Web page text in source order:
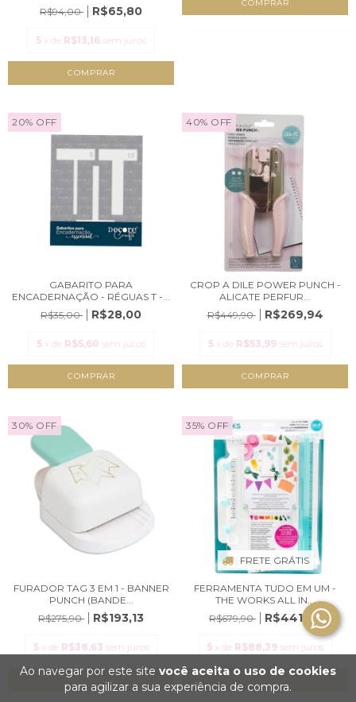
Ao navegar por este site você aceita o uso de cookies
para agilizar a sua experiência de compra.
R$94,00
R$65,80
5 x de R$13,16 sem juros
20% OFF
GABARITO PARA
ENCADERNAÇÃO - RÉGUAS T -...
R$35,00
R$28,00
5 x de R$5,60 sem juros
40% OFF
CROP A DILE POWER PUNCH -
ALICATE PERFUR...
R$449,90
R$269,94
5 x de R$53,99 sem juros
30% OFF
FURADOR TAG 3 EM 1 - BANNER
PUNCH (BANDE...
R$275,90
R$193,13
5 x de R$38,63 sem juros
35% OFF
FRETE GRÁTIS
FERRAMENTA TUDO EM UM -
THE WORKS ALL IN...
R$679,90
R$441,93
5 x de R$88,39 sem juros